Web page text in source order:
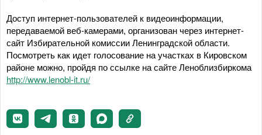
Доступ интернет-пользователей к видеоинформации,
передаваемой веб-камерами, организован через интернет-
сайт Избирательной комиссии Ленинградской области.
Посмотреть как идет голосование на участках в Кировском
районе можно, пройдя по ссылке на сайте Леноблизбиркома
http://www.lenobl-it.ru/